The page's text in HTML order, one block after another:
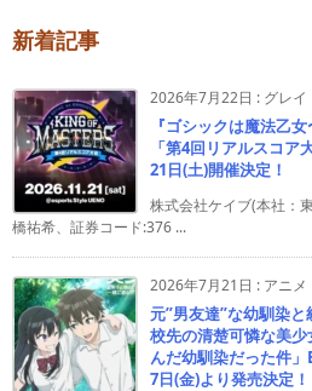
新着記事
2026年7月22日 : グレイ
『ゴシックは魔法乙
「第4回リアルスコア
21日(土)開催決定！
株式会社ケイブ(本社：
橋祐希、証券コード:376 ...
2026年7月21日 : アニメ
元”男友達”な幼馴染
校先の清楚可憐な美
んだ幼馴染だった件
7日(金)より発売決定！